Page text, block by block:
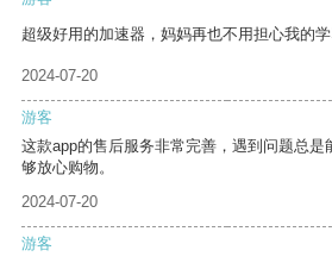
超级好用的加速器，妈妈再也不用担心我的学
2024-07-20
游客
这款app的售后服务非常完善，遇到问题总
够放心购物。
2024-07-20
游客